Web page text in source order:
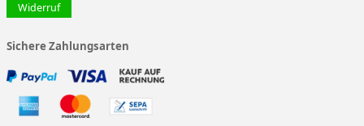
Widerruf
Sichere Zahlungsarten